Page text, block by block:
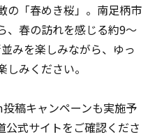
の「春めき桜」。南足柄市
、春の訪れを感じる約9～
みを楽しみながら、ゆっ
みください。
稿キャンペーンも実施予
公式サイトをご確認くださ